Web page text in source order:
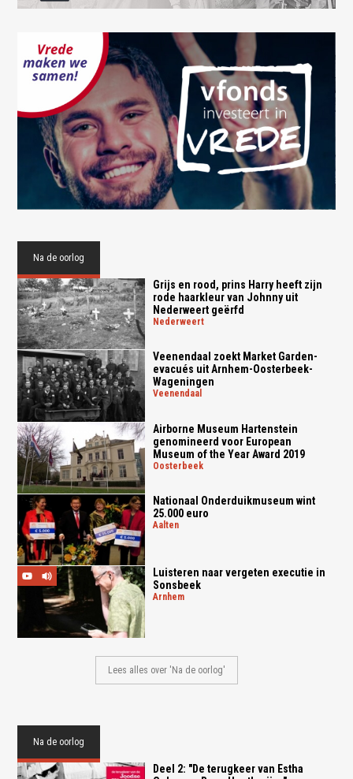
Na de oorlog
Grijs en rood, prins Harry heeft zijn
rode haarkleur van Johnny uit
Nederweert geërfd
nederweert
Veenendaal zoekt Market Garden-
evacués uit Arnhem-Oosterbeek-
Wageningen
veenendaal
Airborne Museum Hartenstein
genomineerd voor European
Museum of the Year Award 2019
oosterbeek
Nationaal Onderduikmuseum wint
25.000 euro
aalten
Luisteren naar vergeten executie in
Sonsbeek
arnhem
Lees alles over 'Na de oorlog'
Na de oorlog
Deel 2: "De terugkeer van Estha